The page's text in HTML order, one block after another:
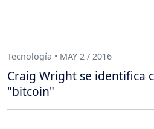
Tecnología • MAY 2 / 2016
Craig Wright se identifica
"bitcoin"